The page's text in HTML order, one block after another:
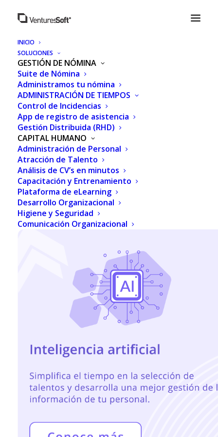
INICIO
SOLUCIONES
GESTIÓN DE NÓMINA
Suite de Nómina
Administramos tu nómina
ADMINISTRACIÓN DE TIEMPOS
Control de Incidencias
App de registro de asistencia
Gestión Distribuida (RHD)
CAPITAL HUMANO
Administración de Personal
Atracción de Talento
Análisis de CV’s en minutos
Capacitación y Entrenamiento
Plataforma de eLearning
Desarrollo Organizacional
Higiene y Seguridad
Comunicación Organizacional
REGISTRO Y CONTROL
DE ASISTENCIA DEL
PERSONAL EN HUMAN
ETIME APP
RAMÍREZ
REGISTRO Y CONTROL DE ASISTENCIA DEL